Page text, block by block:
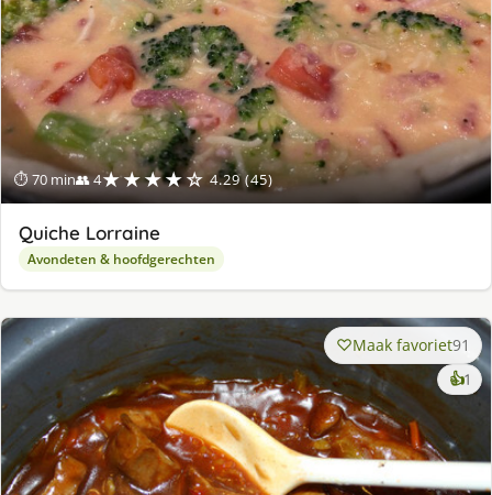
⏱ 70 min👥 4★★★★☆ 4.29 (45)
Quiche Lorraine
Avondeten & hoofdgerechten
Maak favoriet91
👍1